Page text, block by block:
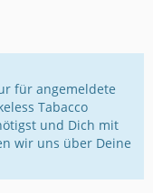
für angemeldete
Tabacco
und Dich mit
wir uns über Deine